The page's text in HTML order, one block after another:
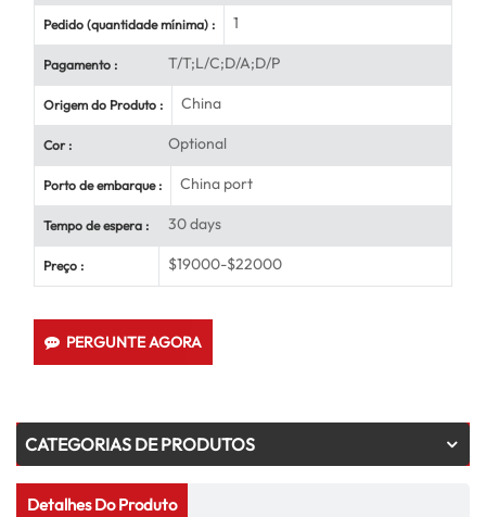
Pedido (quantidade mínima) : 1
Pagamento : T/T;L/C;D/A;D/P
Origem do Produto : China
Cor : Optional
Porto de embarque : China port
Tempo de espera : 30 days
Preço : $19000-$22000
PERGUNTE AGORA
CATEGORIAS DE PRODUTOS
Detalhes Do Produto